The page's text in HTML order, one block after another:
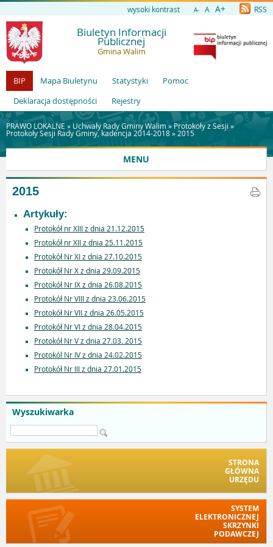
wysoki kontrast A- A A+ RSS
Biuletyn Informacji
Publicznej
Gmina Walim
BIP Mapa Biuletynu Statystyki
Pomoc
Deklaracja dostępności
Rejestry
PRAWO LOKALNE » Uchwały Rady Gminy Walim» Protokoły z Sesji »
Protokoły Sesji Rady Gminy, kadencja 2014-2018» 2015
MENU
Wyszukiwarka
STRONA
GŁÓWNA
URZĘDU
SYSTEM
ELEKTRONICZNEJ
SKRZYNKI
PODAWCZEJ
2015
Artykuły:
Protokół nr XIII z dnia 21.12.2015
Protokół nr XII z dnia 25.11.2015
Protokół Nr XI z dnia 27.10.2015
Protokół Nr X z dnia 29.09.2015
Protokół Nr IX z dnia 26.08.2015
Protokół Nr VIII z dnia 23.06.2015
Protokół Nr VII z dnia 26.05.2015
Protokół Nr VI z dnia 28.04.2015
Protokół Nr V z dnia 27.03. 2015
Protokól Nr IV z dnia 24.02.2015
Protokół Nr III z dnia 27.01.2015